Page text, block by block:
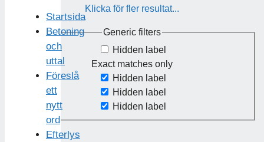
Klicka för fler resultat...
Generic filters
Hidden label
Exact matches only
Hidden label
Hidden label
Hidden label
Startsida
Betoning
och
uttal
Föreslå
ett
nytt
ord
Efterlys